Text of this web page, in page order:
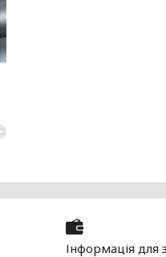
Інформація для